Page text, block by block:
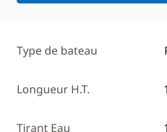
Type de bateau
Longueur H.T.
Tirant Eau